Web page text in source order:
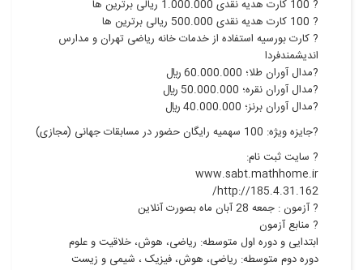
? 100 کارت هدیه نقدی 1.000.000 ريالی برترین ها
? 100 کارت هدیه نقدی 500.000 ريالی برترین ها
? کارت بورسیه استفاده از خدمات خانه ریاضی تهران و مدارس
اندیشمندفردا
?مدال آوران طلا؛ 60.000.000 ريال
?مدال آوران نقره؛ 50.000.000 ريال
?مدال آوران برنز؛ 40.000.000 ريال
?جایزه ویژه: 100 سهمیه رایگان حضور در مسابقات جهانی (مجازی)
? سایت ثبت نام:
www.sabt.mathhome.ir
http://185.4.31.162/
? آزمون : جمعه 28 آبان ماه بصورت آنلاین
? منابع آزمون
ابتدایی و دوره اول متوسطه: ریاضی، هوش، خلاقیت و علوم
دوره دوم متوسطه: ریاضی، هوش، فیزیک ، شیمی و زیست